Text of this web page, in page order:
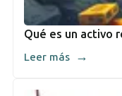
Qué es un activo
Leer más →